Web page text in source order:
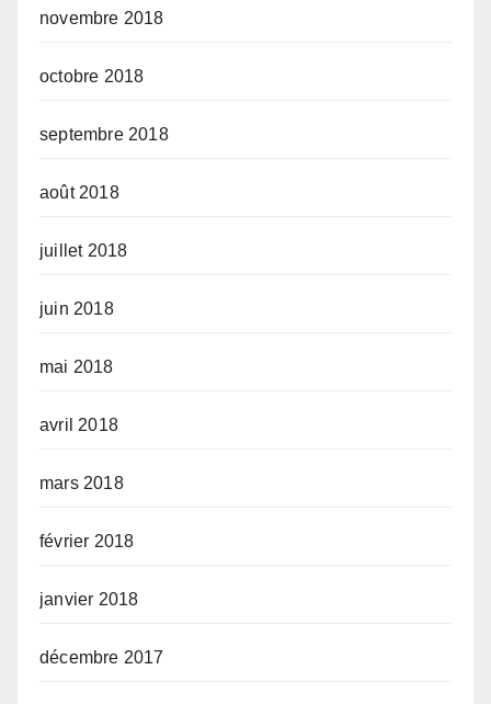
novembre 2018
octobre 2018
septembre 2018
août 2018
juillet 2018
juin 2018
mai 2018
avril 2018
mars 2018
février 2018
janvier 2018
décembre 2017